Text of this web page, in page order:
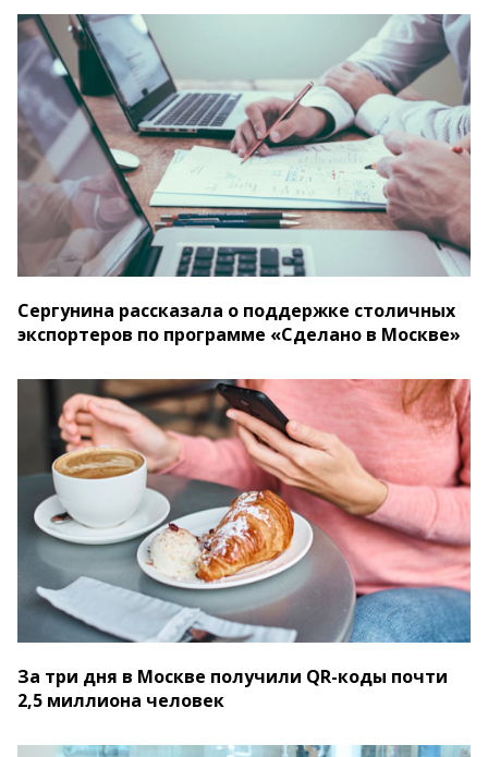
Сергунина рассказала о поддержке столичных
экспортеров по программе «Сделано в Москве»
За три дня в Москве получили QR-коды почти
2,5 миллиона человек